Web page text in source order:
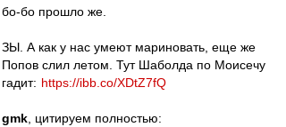
бо-бо прошло же.
ЗЫ. А как у нас умеют мариновать, еще же
Попов слил летом. Тут Шаболда по Моисечу
гадит: https://ibb.co/XDtZ7fQ
gmk , цитируем полностью: